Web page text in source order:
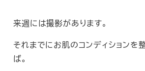
来週には撮影があります。
それまでにお肌のコンディションを
ば。